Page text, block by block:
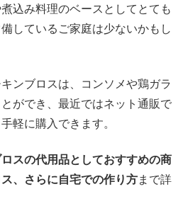
込み料理のベースとしてとても
しているご家庭は少ないかもし
ンブロスは、コンソメや鶏ガラ
ができ、最近ではネット通販で
軽に購入できます。
スの代用品としておすすめの商
、さらに自宅での作り方まで詳